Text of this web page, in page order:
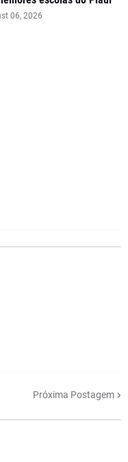
06, 2026
Próxima Postagem